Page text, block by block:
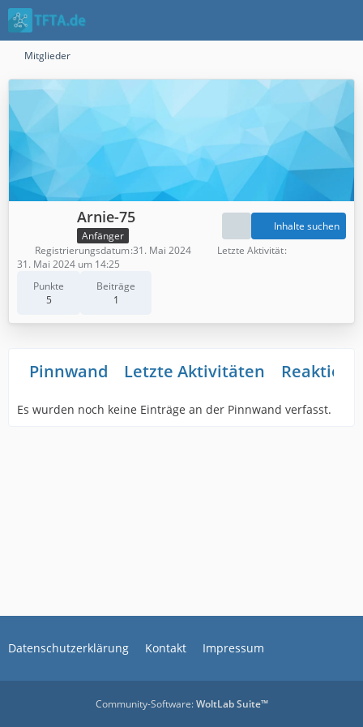
Mitglieder
Arnie-75
Anfänger
Punkte
5
Beiträge
1
Inhalte suchen
Registrierungsdatum 31. Mai 2024
Letzte Aktivität
31. Mai 2024 um 14:25
Pinnwand Letzte Aktivitäten
Es wurden noch keine Einträge an der Pinnwand verfasst.
Datenschutzerklärung Kontakt Impressum
Community-Software:WoltLab Suite™